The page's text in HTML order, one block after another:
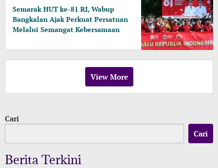
Semarak HUT ke-81 RI, Wabup
Bangkalan Ajak Perkuat Persatuan
Melalui Semangat Kebersamaan
View More
Cari
Cari
Berita Terkini